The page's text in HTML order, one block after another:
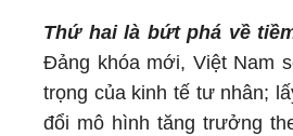
Thứ hai là bứt phá về
Đảng khóa mới, Việt Nam
trọng của kinh tế tư nhân;
đổi mô hình tăng trưởng